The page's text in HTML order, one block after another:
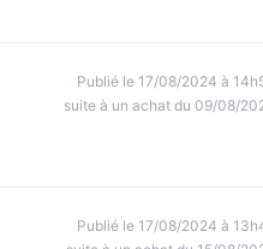
Publié le 17/08/2024 à
suite à un achat du 09/08/
Publié le 17/08/2024 à